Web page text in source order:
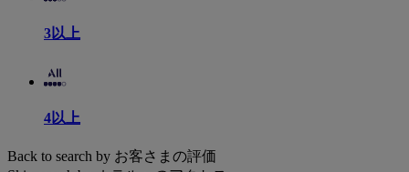
3以上
4以上
Back to search by お客さまの評価